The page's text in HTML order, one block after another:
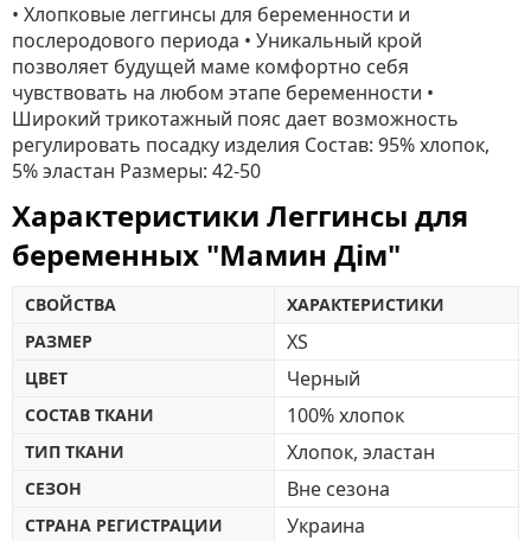
• Хлопковые леггинсы для беременности и
послеродового периода • Уникальный крой
позволяет будущей маме комфортно себя
чувствовать на любом этапе беременности •
Широкий трикотажный пояс дает возможность
регулировать посадку изделия Состав: 95% хлопок,
5% эластан Размеры: 42-50
Характеристики Леггинсы для
беременных "Мамин Дім"
СВОЙСТВА
ХАРАКТЕРИСТИКИ
РАЗМЕР
XS
ЦВЕТ Черный
СОСТАВ ТКАНИ 100% хлопок
ТИП ТКАНИ Хлопок, эластан
СЕЗОН Вне сезона
СТРАНА РЕГИСТРАЦИИ
Украина